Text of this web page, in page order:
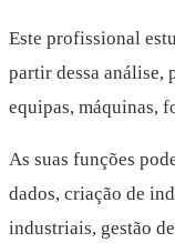
Este profissional
partir dessa análise,
equipas, máquinas,
As suas funções
dados, criação de
industriais, gestão